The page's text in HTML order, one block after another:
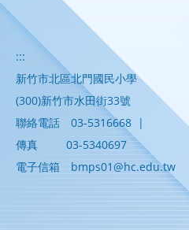
:::
新竹市北區北門國民小學
(300)新竹市水田街33號
聯絡電話
03-5316668 |
傳真
03-5340697
電子信箱
bmps01@hc.edu.tw